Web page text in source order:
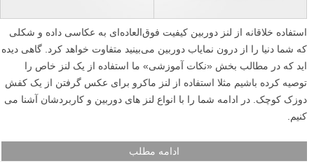
استفاده خلاقانه از لنز دوربین کیفیت فوق‌العاده‌ای به عکاسی داده و شکلی
که شما دنیا را از درون نمایاب دوربین می‌بینید متفاوت خواهد کرد. گاهی دیده
اید که در مطالب بخش «نکات آموزشی» ما استفاده از یک لنز خاص را
توصیه کرده باشیم مثلا استفاده از لنز ماکرو برای عکس گرفتن از یک کفش
دوزک کوچک. در ادامه شما را با انواع لنز های دوربین و کاربردشان آشنا می
کنیم.
ادامه مطلب